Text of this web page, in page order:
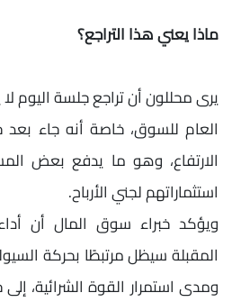
ماذا يعني هذا التراجع؟
يرى محللون أن تراجع جلسة اليوم لا
العام للسوق، خاصة أنه جاء
الارتفاع، وهو ما يدفع بعض
استثماراتهم لجني الأرباح.
ويؤكد خبراء سوق المال أن
المقبلة سيظل مرتبطًا بحركة
ومدى استمرار القوة الشرائية،